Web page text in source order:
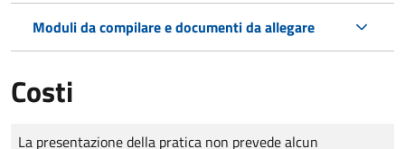
Moduli da compilare e documenti da allegare
Costi
Tipo di pagamento
Importo
La presentazione della pratica non prevede alcun